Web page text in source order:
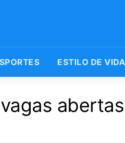
ESTILO DE VIDA